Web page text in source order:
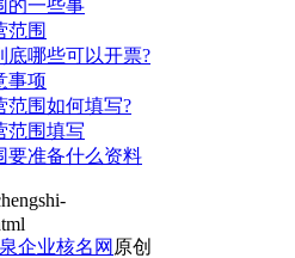
的一些事
范围
底哪些可以开票?
事项
范围如何填写?
范围填写
要准备什么资料
企业核名网 原创